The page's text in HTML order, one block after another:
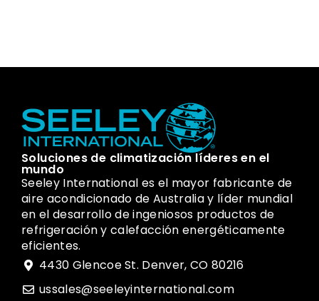
Soluciones de climatización líderes en el
mundo
Seeley International es el mayor fabricante de
aire acondicionado de Australia y líder mundial
en el desarrollo de ingeniosos productos de
refrigeración y calefacción energéticamente
eficientes.
4430 Glencoe St. Denver, CO 80216
ussales@seeleyinternational.com